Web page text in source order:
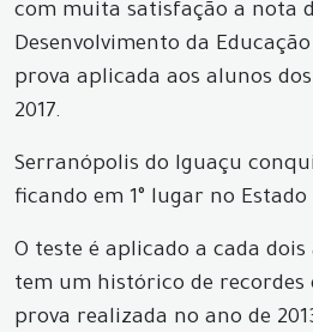
com muita satisfação a nota
Desenvolvimento da
prova aplicada aos alunos
2017.
Serranópolis do Iguaçu
ficando em 1° lugar no Estado
O teste é aplicado a cada
tem um histórico de recordes
prova realizada no ano de